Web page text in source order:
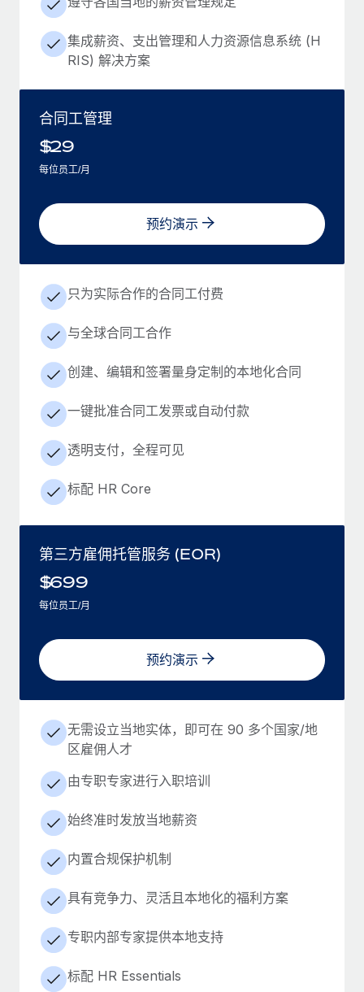
集成薪资、支出管理和人力资源信息系统 (H
RIS) 解决方案
合同工管理
$29
每位员工/月
预约演示
只为实际合作的合同工付费
与全球合同工合作
创建、编辑和签署量身定制的本地化合同
一键批准合同工发票或自动付款
透明支付，全程可见
标配 HR Core
第三方雇佣托管服务 (EOR)
$699
每位员工/月
预约演示
无需设立当地实体，即可在 90 多个国家/地
区雇佣人才
由专职专家进行入职培训
始终准时发放当地薪资
内置合规保护机制
具有竞争力、灵活且本地化的福利方案
专职内部专家提供本地支持
标配 HR Essentials